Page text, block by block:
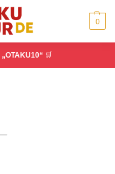
0
„OTAKU10“ 🛒